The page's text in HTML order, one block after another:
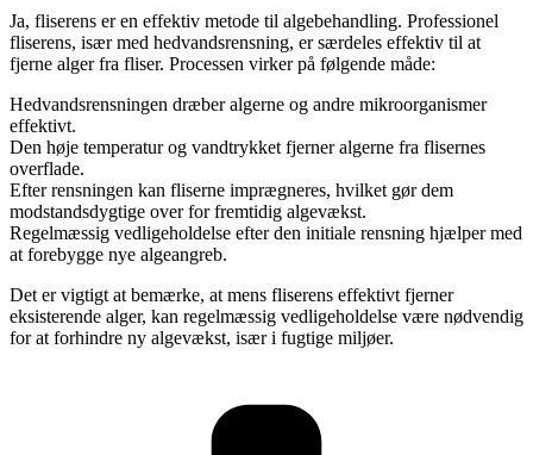
Ja, fliserens er en effektiv metode til algebehandling. Professionel
fliserens, især med hedvandsrensning, er særdeles effektiv til at
fjerne alger fra fliser. Processen virker på følgende måde:
Hedvandsrensningen dræber algerne og andre mikroorganismer
effektivt.
Den høje temperatur og vandtrykket fjerner algerne fra flisernes
overflade.
Efter rensningen kan fliserne imprægneres, hvilket gør dem
modstandsdygtige over for fremtidig algevækst.
Regelmæssig vedligeholdelse efter den initiale rensning hjælper med
at forebygge nye algeangreb.
Det er vigtigt at bemærke, at mens fliserens effektivt fjerner
eksisterende alger, kan regelmæssig vedligeholdelse være nødvendig
for at forhindre ny algevækst, især i fugtige miljøer.